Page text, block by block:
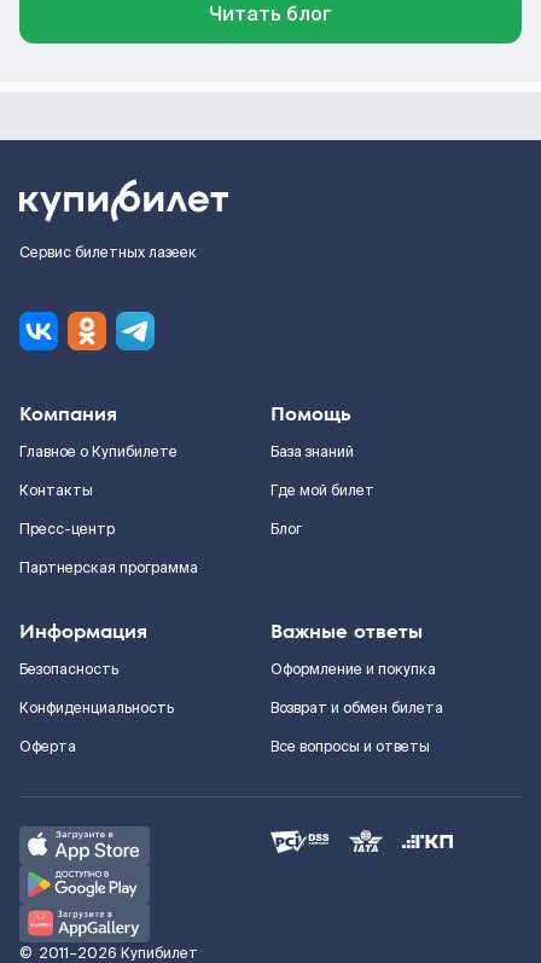
Читать блог
Сервис билетных лазеек
Компания
Главное о Купибилете
Контакты
Пресс-центр
Партнерская программа
Помощь
База знаний
Где мой билет
Блог
Информация
Безопасность
Конфиденциальность
Оферта
Важные ответы
Оформление и покупка
Возврат и обмен билета
Все вопросы и ответы
© 2011–2026 Купибилет